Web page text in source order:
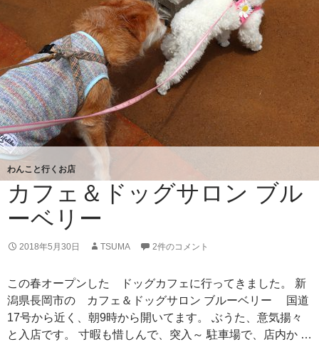
ベ
リ
ー
続
き
わんこと行くお店
カフェ＆ドッグサロン ブル
ーベリー
2018年5月30日 TSUMA 2件のコメント
この春オープンした ドッグカフェに行ってきました。 新
潟県長岡市の カフェ＆ドッグサロン ブルーベリー 国道
17号から近く、朝9時から開いてます。 ぶうた、意気揚々
と入店です。 寸暇も惜しんで、突入～ 駐車場で、店内か …